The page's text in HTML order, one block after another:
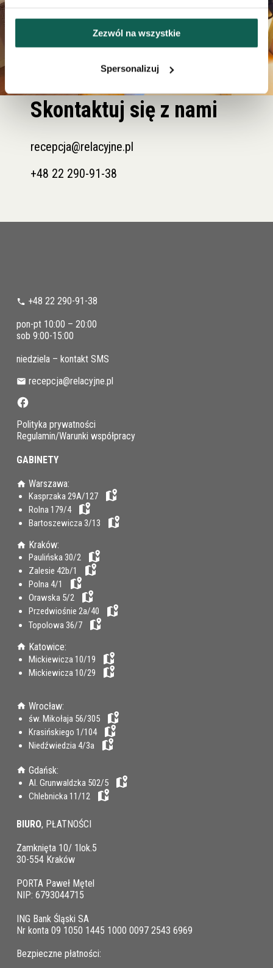
Zezwól na wszystkie
Spersonalizuj
Skontaktuj się z nami
recepcja@relacyjne.pl
+48 22 290-91-38
+48 22 290-91-38
pon-pt 10:00 – 20:00
sob 9:00-15:00
niedziela – kontakt SMS
recepcja@relacyjne.pl
Polityka prywatności
Regulamin/Warunki współpracy
GABINETY
Warszawa:
Kasprzaka 29A/127
Rolna 179/4
Bartoszewicza 3/13
Kraków:
Paulińska 30/2
Zalesie 42b/1
Polna 4/1
Orawska 5/2
Przedwiośnie 2a/40
Topolowa 36/7
Katowice:
Mickiewicza 10/19
Mickiewicza 10/29
Wrocław:
św. Mikołaja 56/305
Krasińskiego 1/104
Niedźwiedzia 4/3a
Gdańsk:
Al. Grunwaldzka 502/5
Chlebnicka 11/12
BIURO, PŁATNOŚCI
Zamknięta 10/ 1lok.5
30-554 Kraków
PORTA Paweł Mętel
NIP: 6793044715
ING Bank Śląski SA
Nr konta 09 1050 1445 1000 0097 2543 6969
Bezpieczne płatności: